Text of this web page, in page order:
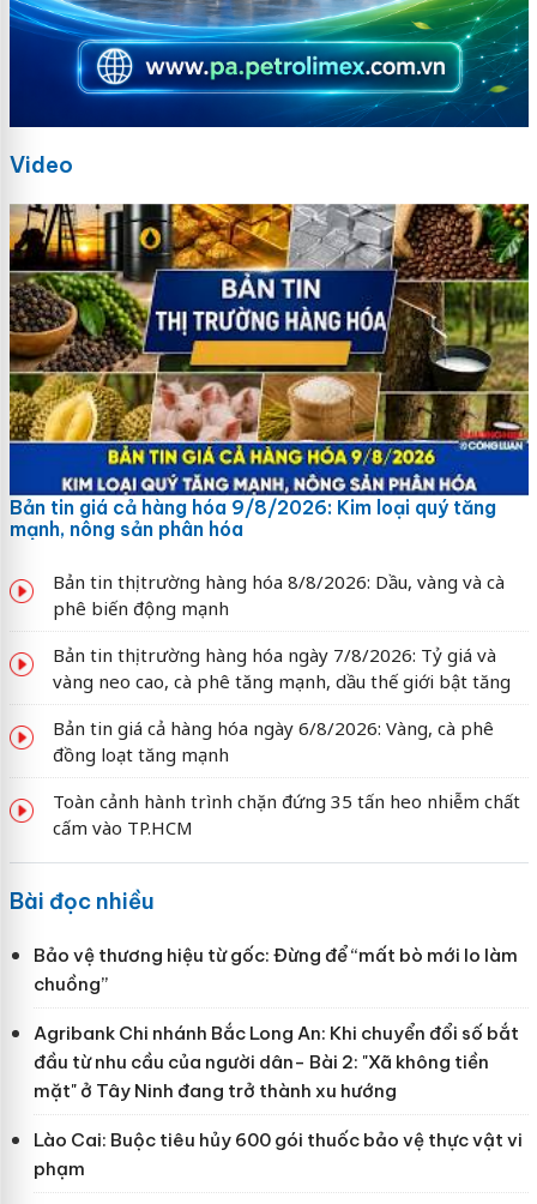
Video
Bản tin giá cả hàng hóa 9/8/2026: Kim loại quý tăng
mạnh, nông sản phân hóa
Bản tin thị trường hàng hóa 8/8/2026: Dầu, vàng và cà
phê biến động mạnh
Bản tin thị trường hàng hóa ngày 7/8/2026: Tỷ giá và
vàng neo cao, cà phê tăng mạnh, dầu thế giới bật tăng
Bản tin giá cả hàng hóa ngày 6/8/2026: Vàng, cà phê
đồng loạt tăng mạnh
Toàn cảnh hành trình chặn đứng 35 tấn heo nhiễm chất
cấm vào TP.HCM
Bài đọc nhiều
Bảo vệ thương hiệu từ gốc: Đừng để “mất bò mới lo làm
chuồng”
Agribank Chi nhánh Bắc Long An: Khi chuyển đổi số bắt
đầu từ nhu cầu của người dân- Bài 2: "Xã không tiền
mặt" ở Tây Ninh đang trở thành xu hướng
Lào Cai: Buộc tiêu hủy 600 gói thuốc bảo vệ thực vật vi
phạm